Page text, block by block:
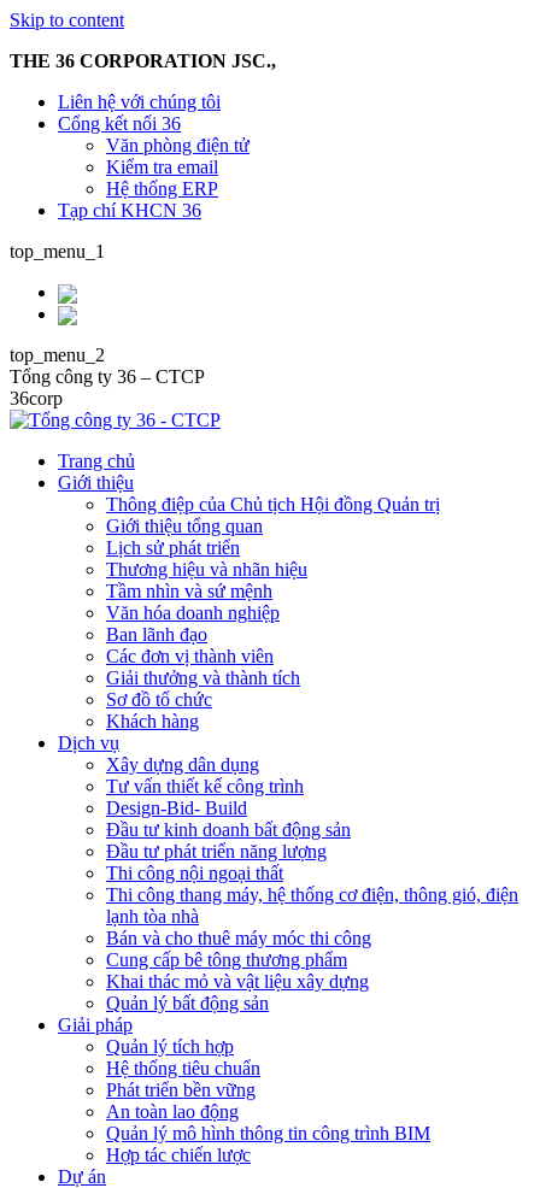
Skip to content
THE 36 CORPORATION JSC.,
Liên hệ với chúng tôi
Cổng kết nối 36
Văn phòng điện tử
Kiểm tra email
Hệ thống ERP
Tạp chí KHCN 36
top_menu_1
top_menu_2
Tổng công ty 36 – CTCP
36corp
Trang chủ
Giới thiệu
Thông điệp của Chủ tịch Hội đồng Quản trị
Giới thiệu tổng quan
Lịch sử phát triển
Thương hiệu và nhãn hiệu
Tầm nhìn và sứ mệnh
Văn hóa doanh nghiệp
Ban lãnh đạo
Các đơn vị thành viên
Giải thưởng và thành tích
Sơ đồ tổ chức
Khách hàng
Dịch vụ
Xây dựng dân dụng
Tư vấn thiết kế công trình
Design-Bid- Build
Đầu tư kinh doanh bất động sản
Đầu tư phát triển năng lượng
Thi công nội ngoại thất
Thi công thang máy, hệ thống cơ điện, thông gió, điện
lạnh tòa nhà
Bán và cho thuê máy móc thi công
Cung cấp bê tông thương phẩm
Khai thác mỏ và vật liệu xây dựng
Quản lý bất động sản
Giải pháp
Quản lý tích hợp
Hệ thống tiêu chuẩn
Phát triển bền vững
An toàn lao động
Quản lý mô hình thông tin công trình BIM
Hợp tác chiến lược
Dự án